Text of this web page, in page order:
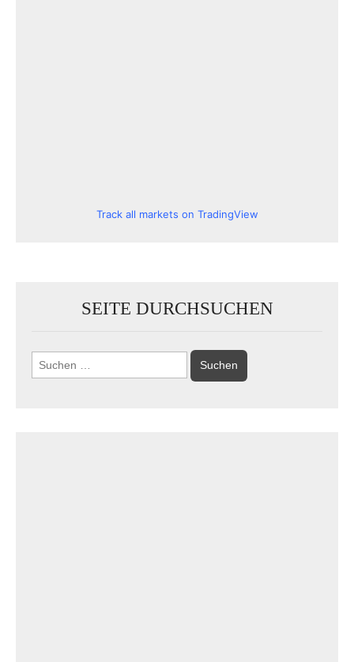
Track all markets on TradingView
SEITE DURCHSUCHEN
Suchen
nach: